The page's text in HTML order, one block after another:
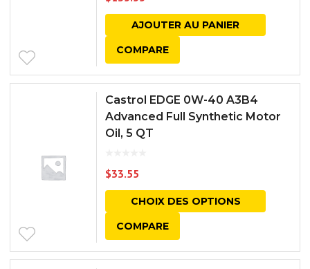
AJOUTER AU PANIER
COMPARE
Castrol EDGE 0W-40 A3B4
Advanced Full Synthetic Motor
Oil, 5 QT
$33.55
CHOIX DES OPTIONS
COMPARE